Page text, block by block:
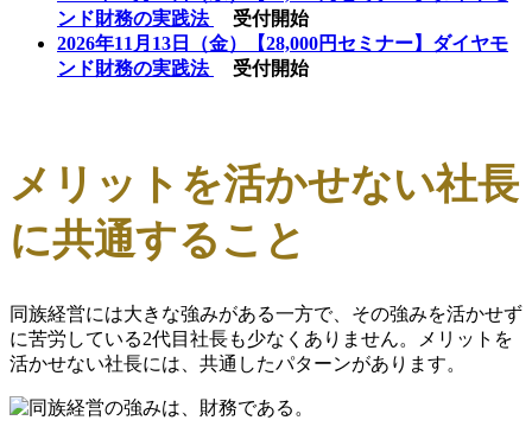
ンド財務の実践法
受付開始
2026年11月13日（金）【28,000円セミナー】ダイヤモ
ンド財務の実践法
受付開始
メリットを活かせない社長
に共通すること
同族経営には大きな強みがある一方で、その強みを活かせず
に苦労している2代目社長も少なくありません。メリットを
活かせない社長には、共通したパターンがあります。